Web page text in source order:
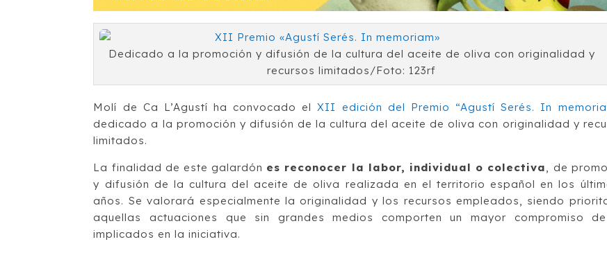
Dedicado a la promoción y difusión de la cultura del aceite de oliva con originalidad y
recursos limitados/Foto: 123rf
Molí de Ca L’Agustí ha convocado el XII edición del Premio “Agustí Serés. In
dedicado a la promoción y difusión de la cultura del aceite de oliva con originalidad y
limitados.
La finalidad de este galardón es reconocer la labor, individual o colectiva
, de
y difusión de la cultura del aceite de oliva realizada en el territorio español en los
años. Se valorará especialmente la originalidad y los recursos empleados, siendo
aquellas actuaciones que sin grandes medios comporten un mayor compromiso
implicados en la iniciativa.